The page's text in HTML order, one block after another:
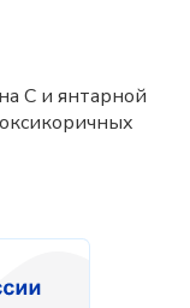
С и янтарной